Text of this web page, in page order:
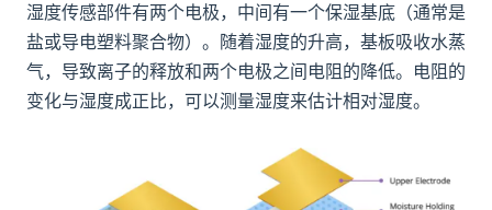
湿度传感部件有两个电极，中间有一个保湿基底（通常是
盐或导电塑料聚合物）。随着湿度的升高，基板吸收水蒸
气，导致离子的释放和两个电极之间电阻的降低。电阻的
变化与湿度成正比，可以测量湿度来估计相对湿度。